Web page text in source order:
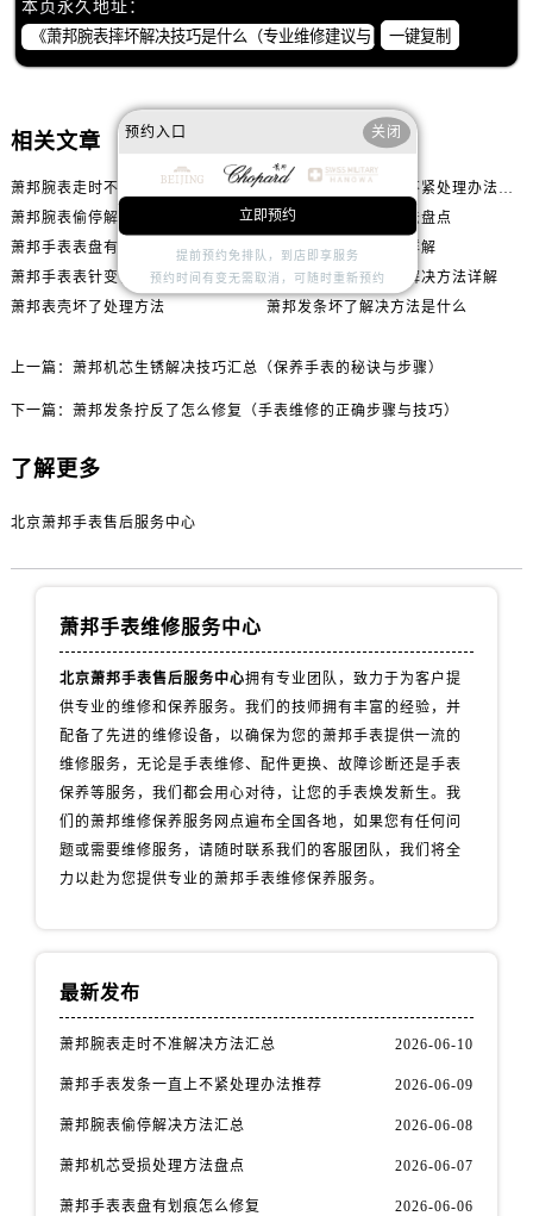
本页永久地址：
一键复制
相关文章
萧邦腕表走时不准解决方法汇总
萧邦手表发条一直上不紧处理办法推荐
萧邦腕表偷停解决方法汇总
萧邦机芯受损处理方法盘点
萧邦手表表盘有划痕怎么修复
萧邦进灰了处理方法详解
萧邦手表表针变色处理办法深度解析 萧邦腕表表蒙子坏了解决方法详解
萧邦表壳坏了处理方法
萧邦发条坏了解决方法是什么
上一篇： 萧邦机芯生锈解决技巧汇总（保养手表的秘诀与步骤）
下一篇： 萧邦发条拧反了怎么修复（手表维修的正确步骤与技巧）
了解更多
北京萧邦手表售后服务中心
萧邦手表维修服务中心
北京萧邦手表售后服务中心拥有专业团队，致力于为客户提
供专业的维修和保养服务。我们的技师拥有丰富的经验，并
配备了先进的维修设备，以确保为您的萧邦手表提供一流的
维修服务，无论是手表维修、配件更换、故障诊断还是手表
保养等服务，我们都会用心对待，让您的手表焕发新生。我
们的萧邦维修保养服务网点遍布全国各地，如果您有任何问
题或需要维修服务，请随时联系我们的客服团队，我们将全
力以赴为您提供专业的萧邦手表维修保养服务。
最新发布
萧邦腕表走时不准解决方法汇总 2026-06-10
萧邦手表发条一直上不紧处理办法推荐 2026-06-09
萧邦腕表偷停解决方法汇总 2026-06-08
萧邦机芯受损处理方法盘点 2026-06-07
萧邦手表表盘有划痕怎么修复 2026-06-06
预约入口 关闭
立即预约
提前预约免排队，到店即享服务
预约时间有变无需取消，可随时重新预约